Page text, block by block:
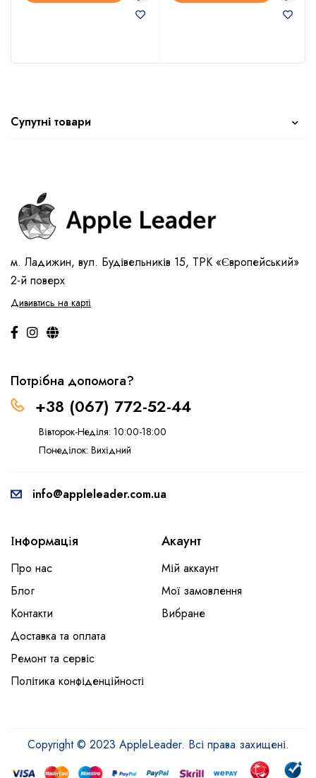
Супутні товари
м. Ладижин, вул. Будівельників 15, ТРК «Європейський»
2-й поверх
Дививтись на карті
Потрібна допомога?
+38 (067) 772-52-44
Вівторок-Неділя: 10:00-18:00
Понеділок: Вихідний
info@appleleader.com.ua
Інформація
Про нас
Блог
Контакти
Доставка та оплата
Ремонт та сервіс
Політика конфіденційності
Акаунт
Мій аккаунт
Мої замовлення
Вибране
Copyright © 2023 AppleLeader. Всі права захищені.